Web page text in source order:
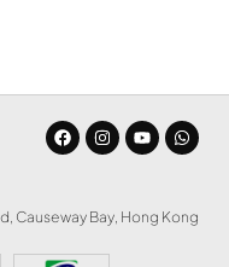
Causeway Bay, Hong Kong